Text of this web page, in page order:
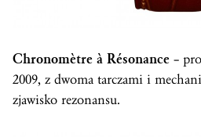
Chronomètre à Résonance –
2009, z dwoma tarczami i
zjawisko rezonansu.